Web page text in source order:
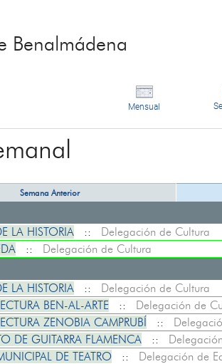
Benalmádena
Mensual
Semana Anterior
LA HISTORIA:: Delegación de Cultura
:: Delegación de Cultura
LA HISTORIA:: Delegación de Cultura
BEN-AL-ARTE :: Delegación de
ZENOBIA CAMPRUBÍ ::
DE GUITARRA FLAMENCA::
DE TEATRO :: Delegación de